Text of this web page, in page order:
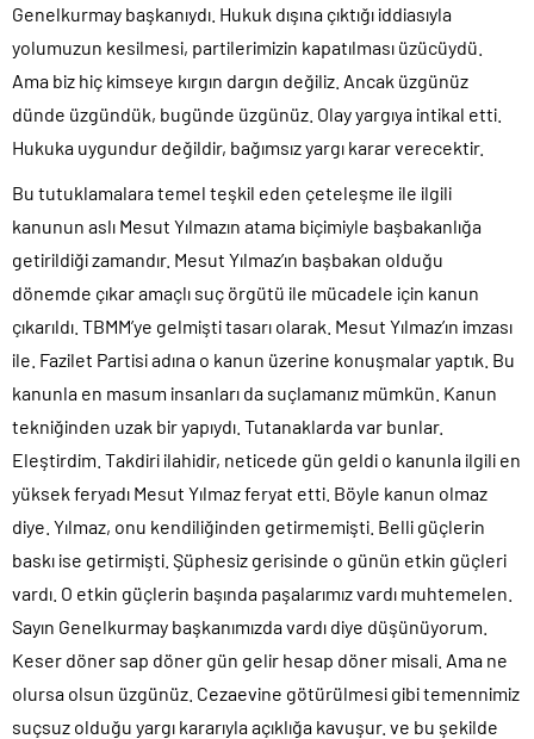
Genelkurmay başkanıydı. Hukuk dışına çıktığı iddiasıyla
yolumuzun kesilmesi, partilerimizin kapatılması üzücüydü.
Ama biz hiç kimseye kırgın dargın değiliz. Ancak üzgünüz
dünde üzgündük, bugünde üzgünüz. Olay yargıya intikal etti.
Hukuka uygundur değildir, bağımsız yargı karar verecektir.
Bu tutuklamalara temel teşkil eden çeteleşme ile ilgili
kanunun aslı Mesut Yılmazın atama biçimiyle başbakanlığa
getirildiği zamandır. Mesut Yılmaz’ın başbakan olduğu
dönemde çıkar amaçlı suç örgütü ile mücadele için kanun
çıkarıldı. TBMM’ye gelmişti tasarı olarak. Mesut Yılmaz’ın imzası
ile. Fazilet Partisi adına o kanun üzerine konuşmalar yaptık. Bu
kanunla en masum insanları da suçlamanız mümkün. Kanun
tekniğinden uzak bir yapıydı. Tutanaklarda var bunlar.
Eleştirdim. Takdiri ilahidir, neticede gün geldi o kanunla ilgili en
yüksek feryadı Mesut Yılmaz feryat etti. Böyle kanun olmaz
diye. Yılmaz, onu kendiliğinden getirmemişti. Belli güçlerin
baskı ise getirmişti. Şüphesiz gerisinde o günün etkin güçleri
vardı. O etkin güçlerin başında paşalarımız vardı muhtemelen.
Sayın Genelkurmay başkanımızda vardı diye düşünüyorum.
Keser döner sap döner gün gelir hesap döner misali. Ama ne
olursa olsun üzgünüz. Cezaevine götürülmesi gibi temennimiz
suçsuz olduğu yargı kararıyla açıklığa kavuşur. ve bu şekilde